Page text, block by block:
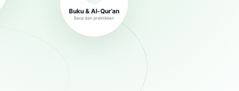
Buku & Al-Qur’an
Baca dan praktikkan